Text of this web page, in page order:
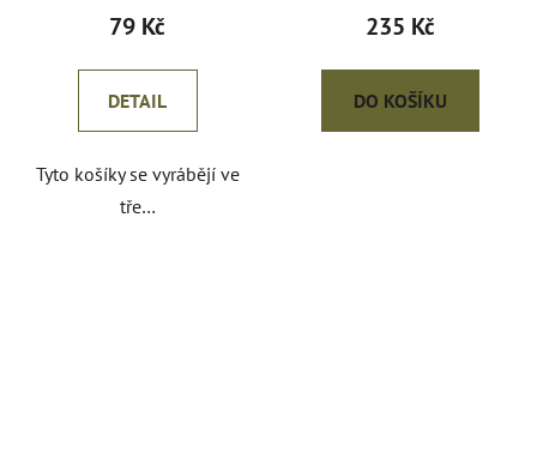
79 Kč
DETAIL
Tyto košíky se vyrábějí ve
tře…
235 Kč
DO KOŠÍKU